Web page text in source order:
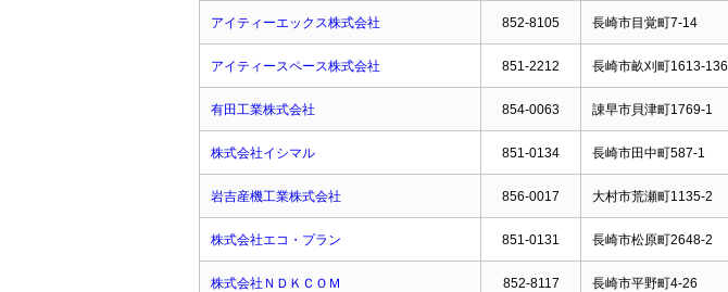
アイティーエックス株式会社 852-8105 長崎市目覚町7-14
アイティースペース株式会社 851-2212 長崎市畝刈町1613-136
有田工業株式会社 854-0063 諌早市貝津町1769-1
株式会社イシマル 851-0134 長崎市田中町587-1
岩吉産機工業株式会社 856-0017 大村市荒瀬町1135-2
株式会社エコ・プラン 851-0131 長崎市松原町2648-2
株式会社ＮＤＫＣＯＭ 852-8117 長崎市平野町4-26